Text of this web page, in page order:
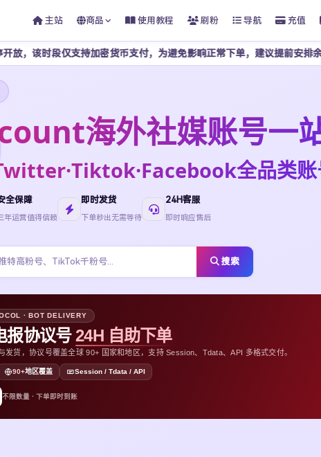
主站 商品 使用教程 刷粉 导航 充值
加密货币支付，为避免影响正常下单，建议提前安排余额充值。
海外社媒账号一
全品类账
全保障
年运营值得信赖
即时发货
下单秒出无需等待
24H客服
即时响应售后
搜索
· BOT DELIVERY
报协议号24H 自助下单
发货，协议号覆盖全球 90+ 国家和地区，支持 Session、Tdata、API 多格式交付。
90+地区覆盖 Session / Tdata / API
不限数量 · 下单即时到账